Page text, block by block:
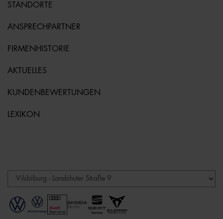
STANDORTE
ANSPRECHPARTNER
FIRMENHISTORIE
AKTUELLES
KUNDENBEWERTUNGEN
LEXIKON